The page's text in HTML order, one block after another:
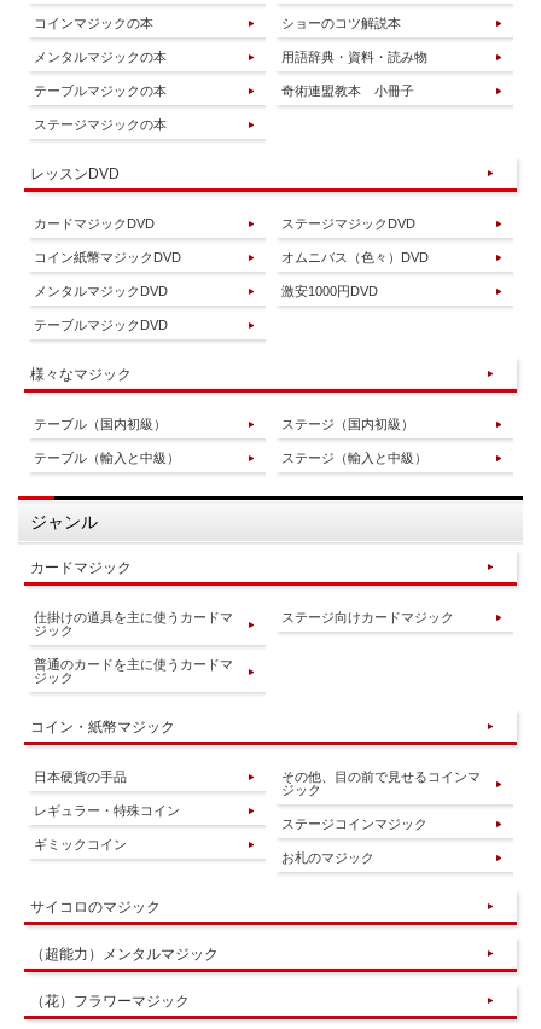
コインマジックの本
メンタルマジックの本
テーブルマジックの本
ステージマジックの本
ショーのコツ解説本
用語辞典・資料・読み物
奇術連盟教本 小冊子
レッスンDVD
カードマジックDVD
コイン紙幣マジックDVD
メンタルマジックDVD
テーブルマジックDVD
ステージマジックDVD
オムニバス（色々）DVD
激安1000円DVD
様々なマジック
テーブル（国内初級）
テーブル（輸入と中級）
ステージ（国内初級）
ステージ（輸入と中級）
ジャンル
カードマジック
仕掛けの道具を主に使うカードマ
ジック
普通のカードを主に使うカードマ
ジック
ステージ向けカードマジック
コイン・紙幣マジック
日本硬貨の手品
レギュラー・特殊コイン
ギミックコイン
その他、目の前で見せるコインマ
ジック
ステージコインマジック
お札のマジック
サイコロのマジック
（超能力）メンタルマジック
（花）フラワーマジック